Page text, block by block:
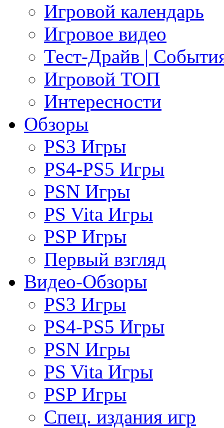
Игровой календарь
Игровое видео
Тест-Драйв |
Игровой ТОП
Интересности
Обзоры
PS3 Игры
PS4-PS5 Игры
PSN Игры
PS Vita Игры
PSP Игры
Первый взгляд
Видео-Обзоры
PS3 Игры
PS4-PS5 Игры
PSN Игры
PS Vita Игры
PSP Игры
Спец. издания игр